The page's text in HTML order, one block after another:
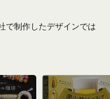
で制作したデザインでは